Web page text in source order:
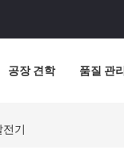
공장 견학 품질 관리
전기